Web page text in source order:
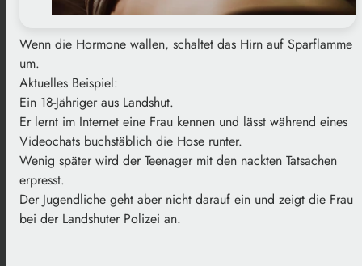
Wenn die Hormone wallen, schaltet das Hirn auf Sparflamme
um.
Aktuelles Beispiel:
Ein 18-Jähriger aus Landshut.
Er lernt im Internet eine Frau kennen und lässt während eines
Videochats buchstäblich die Hose runter.
Wenig später wird der Teenager mit den nackten Tatsachen
erpresst.
Der Jugendliche geht aber nicht darauf ein und zeigt die Frau
bei der Landshuter Polizei an.